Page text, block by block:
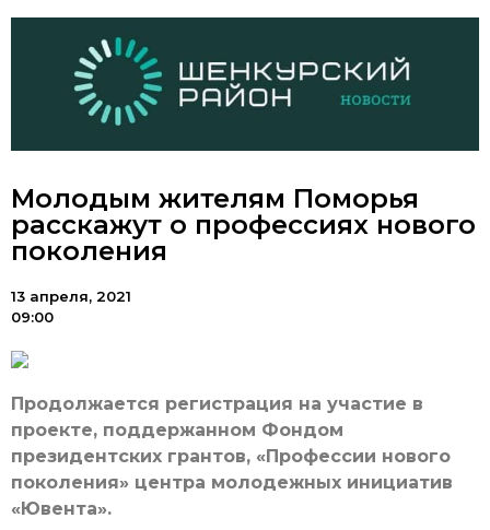
Молодым жителям Поморья
расскажут о профессиях нового
поколения
13 апреля, 2021
09:00
Продолжается регистрация на участие в
проекте, поддержанном Фондом
президентских грантов, «Профессии нового
поколения» центра молодежных инициатив
«Ювента».